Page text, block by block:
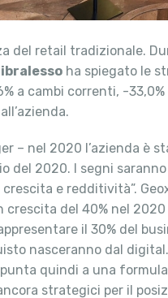
del retail tradizionale.
ha spiegato le
a cambi correnti, -
– nel 2020 l’azienda è
2020. I segni
e redditività”.
del 40% nel
il 30% del
nasceranno dal
quindi a una
strategici per il